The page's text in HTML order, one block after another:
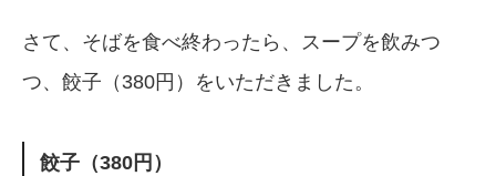
さて、そばを食べ終わったら、スープを飲みつ
つ、餃子（380円）をいただきました。
餃子（380円）